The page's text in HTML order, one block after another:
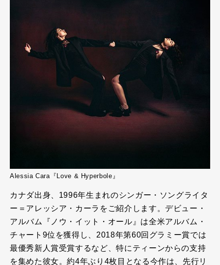
Alessia Cara『Love & Hyperbole』
カナダ出身、1996年生まれのシンガー・ソングライタ
ー＝アレッシア・カーラをご紹介します。デビュー・
アルバム『ノウ・イット・オール』は全米アルバム・
チャート9位を獲得し、2018年第60回グラミー賞では
最優秀新人賞受賞するなど、特にティーンからの支持
を集めた彼女。約4年ぶり4枚目となる今作は、先行リ